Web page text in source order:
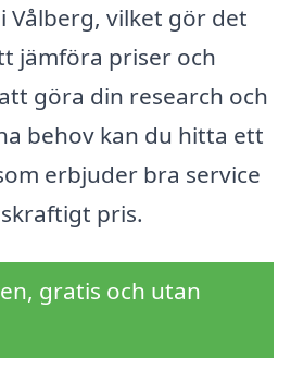
vilket gör det
jämföra priser och
göra din research och
behov kan du hitta ett
erbjuder bra service
pris.
gratis och utan